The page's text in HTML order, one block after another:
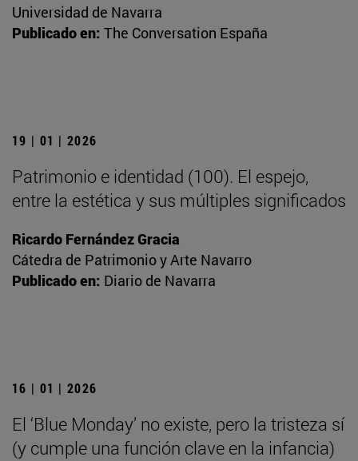
Universidad de Navarra
Publicado en: The Conversation España
19 | 01 | 2026
Patrimonio e identidad (100). El espejo,
entre la estética y sus múltiples significados
Ricardo Fernández Gracia
Cátedra de Patrimonio y Arte Navarro
Publicado en: Diario de Navarra
16 | 01 | 2026
El ‘Blue Monday’ no existe, pero la tristeza sí
(y cumple una función clave en la infancia)